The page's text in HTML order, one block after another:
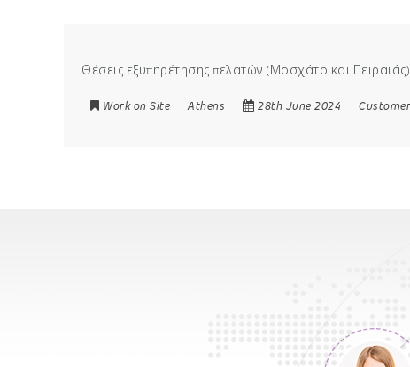
Θέσεις εξυπηρέτησης πελατών (Μοσχάτο και Πειραιάς)
Work on Site Athens 28th June 2024